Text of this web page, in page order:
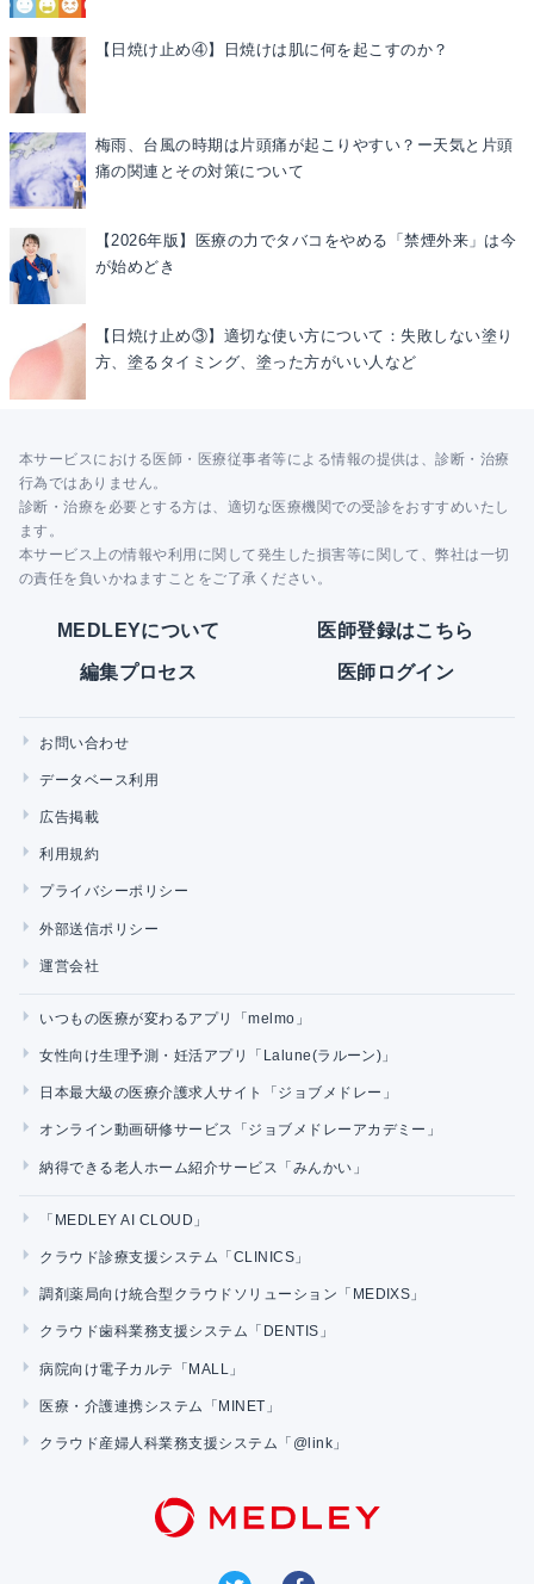
【日焼け止め④】日焼けは肌に何を起こすのか？
梅雨、台風の時期は片頭痛が起こりやすい？ー天気と片頭
痛の関連とその対策について
【2026年版】医療の力でタバコをやめる「禁煙外来」は今
が始めどき
【日焼け止め③】適切な使い方について：失敗しない塗り
方、塗るタイミング、塗った方がいい人など
本サービスにおける医師・医療従事者等による情報の提供は、診断・治療
行為ではありません。
診断・治療を必要とする方は、適切な医療機関での受診をおすすめいたし
ます。
本サービス上の情報や利用に関して発生した損害等に関して、弊社は一切
の責任を負いかねますことをご了承ください。
MEDLEYについて 医師登録はこちら
編集プロセス 医師ログイン
お問い合わせ
データベース利用
広告掲載
利用規約
プライバシーポリシー
外部送信ポリシー
運営会社
いつもの医療が変わるアプリ「melmo」
女性向け生理予測・妊活アプリ「Lalune(ラルーン)」
日本最大級の医療介護求人サイト「ジョブメドレー」
オンライン動画研修サービス「ジョブメドレーアカデミー」
納得できる老人ホーム紹介サービス「みんかい」
「MEDLEY AI CLOUD」
クラウド診療支援システム「CLINICS」
調剤薬局向け統合型クラウドソリューション「MEDIXS」
クラウド歯科業務支援システム「DENTIS」
病院向け電子カルテ「MALL」
医療・介護連携システム「MINET」
クラウド産婦人科業務支援システム「@link」